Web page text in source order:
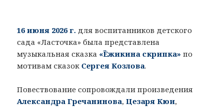
16 июня 2026 г. для воспитанников детского
сада «Ласточка» была представлена
музыкальная сказка «Ёжикина скрипка» по
мотивам сказок Сергея Козлова.
Повествование сопровождали произведения
Александра Гречанинова,Цезаря Кюи,